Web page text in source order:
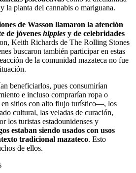
la planta del cannabis o mariguana.
de Wasson llamaron la atención
de jóvenes hippies y de celebridades
Keith Richards de The Rolling Stones
buscaron también participar en estas
de la comunidad mazateca no fue
beneficiarlos, pues consumirían
e incluso comprarían ropa o
en sitios con alto flujo turístico—, los
cultural, las veladas de curación,
los turistas estadounidenses y
estaban siendo usados con usos
tradicional mazateco. Esto
de ellos.